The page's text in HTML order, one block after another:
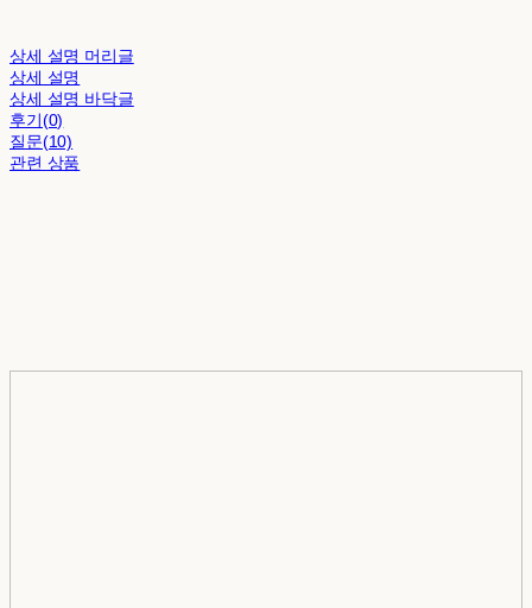
상세 설명 머리글
상세 설명
상세 설명 바닥글
후기(0)
질문(10)
관련 상품